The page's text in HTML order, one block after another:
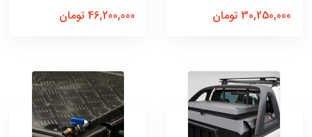
30,250,000 تومان 46,200,000 تومان